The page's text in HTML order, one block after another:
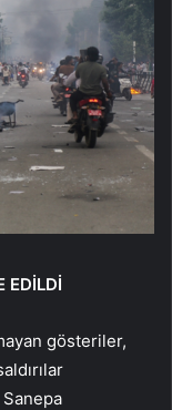
EDİLDİ
gösteriler,